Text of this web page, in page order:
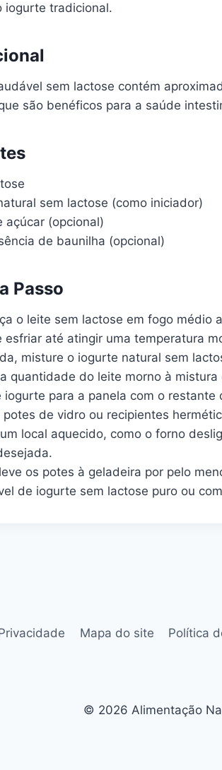
iogurte tradicional.
sem lactose contém
são benéficos para a saúde
sem lactose (como iniciador)
açúcar (opcional)
de baunilha (opcional)
Passo
o leite sem lactose em fogo médio
esfriar até atingir uma temperatura
misture o iogurte natural sem
quantidade do leite morno à
para a panela com o
de vidro ou recipientes
local aquecido, como o forno
os potes à geladeira por pelo
de iogurte sem lactose puro ou
Mapa do site Política
© 2026 Alimentação